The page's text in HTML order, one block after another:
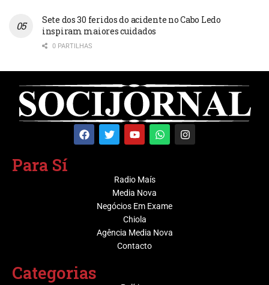
Sete dos 30 feridos do acidente no Cabo Ledo
inspiram maiores cuidados
0 PARTILHAS
Para Sí
Radio Maís
Media Nova
Negócios Em Exame
Chiola
Agência Media Nova
Contacto
Categorias